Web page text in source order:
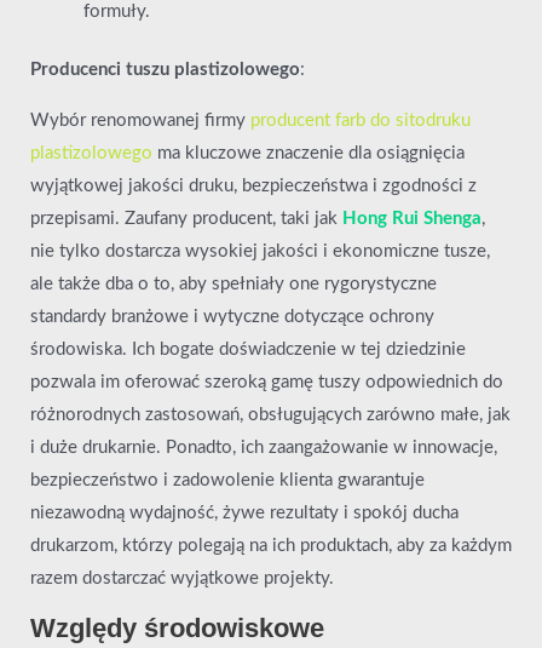
formuły.
Producenci tuszu plastizolowego:
Wybór renomowanej firmy producent farb do sitodruku
plastizolowego ma kluczowe znaczenie dla osiągnięcia
wyjątkowej jakości druku, bezpieczeństwa i zgodności z
przepisami. Zaufany producent, taki jak Hong Rui Shenga,
nie tylko dostarcza wysokiej jakości i ekonomiczne tusze,
ale także dba o to, aby spełniały one rygorystyczne
standardy branżowe i wytyczne dotyczące ochrony
środowiska. Ich bogate doświadczenie w tej dziedzinie
pozwala im oferować szeroką gamę tuszy odpowiednich do
różnorodnych zastosowań, obsługujących zarówno małe, jak
i duże drukarnie. Ponadto, ich zaangażowanie w innowacje,
bezpieczeństwo i zadowolenie klienta gwarantuje
niezawodną wydajność, żywe rezultaty i spokój ducha
drukarzom, którzy polegają na ich produktach, aby za każdym
razem dostarczać wyjątkowe projekty.
Względy środowiskowe